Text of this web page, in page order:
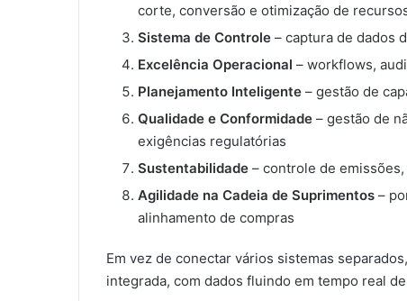
corte, conversão e otimização de
Sistema de Controle – captura de dados
Excelência Operacional – workflows,
Planejamento Inteligente – gestão de
Qualidade e Conformidade – gestão de
exigências regulatórias
Sustentabilidade – controle de
Agilidade na Cadeia de Suprimentos –
alinhamento de compras
Em vez de conectar vários sistemas
integrada, com dados fluindo em tempo real